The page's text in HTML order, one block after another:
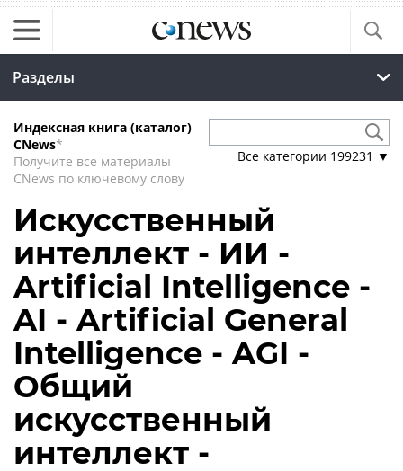
Разделы
Индексная книга (каталог)
CNews*
Получите все материалы
CNews по ключевому слову
Все категории 199231 ▼
Искусственный
интеллект - ИИ -
Artificial Intelligence -
AI - Artificial General
Intelligence - AGI -
Общий
искусственный
интеллект -